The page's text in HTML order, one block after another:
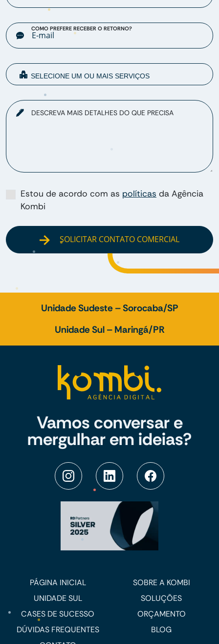
COMO PREFERE RECEBER O RETORNO?
DESCREVA MAIS DETALHES DO QUE PRECISA
Estou de acordo com as políticas da Agência
Kombi
SOLICITAR CONTATO COMERCIAL
Unidade Sudeste – Sorocaba/SP
Unidade Sul – Maringá/PR
Vamos conversar e
mergulhar em ideias?
PÁGINA INICIAL
SOBRE A KOMBI
UNIDADE SUL
SOLUÇÕES
CASES DE SUCESSO
ORÇAMENTO
DÚVIDAS FREQUENTES
BLOG